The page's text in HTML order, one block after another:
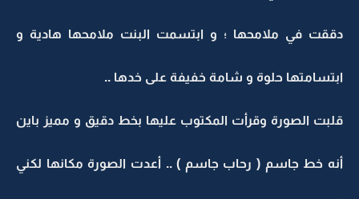
دققت في ملامحها ؛ و ابتسمت البنت ملامحها هادية و
ابتسامتها حلوة و شامة خفيفة على خدها ..
قلبت الصورة وقرأت المكتوب عليها بخط دقيق و مميز باين
أنه خط جاسم ( رحاب جاسم ) .. أعدت الصورة مكانها لكني